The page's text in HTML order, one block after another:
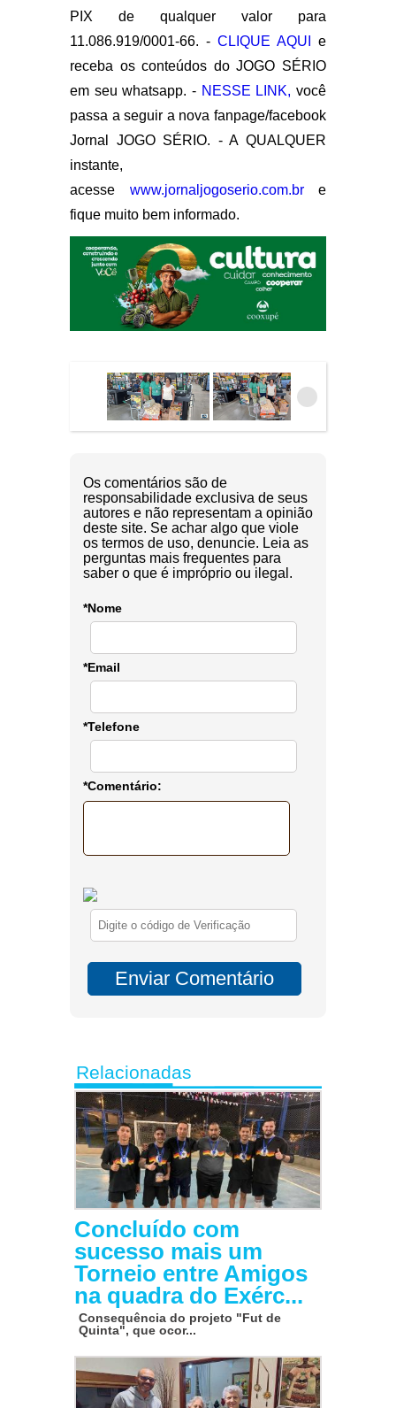
PIX de qualquer valor para
11.086.919/0001-66. - CLIQUE AQUI
e
receba os conteúdos do JOGO SÉRIO
em seu whatsapp. - NESSE LINK, você
passa a seguir a nova fanpage/facebook
Jornal JOGO SÉRIO. - A QUALQUER
instante,
acesse www.jornaljogoserio.com.bre
fique muito bem informado.
Os comentários são de
responsabilidade exclusiva de seus
autores e não representam a opinião
deste site. Se achar algo que viole
os termos de uso, denuncie. Leia as
perguntas mais frequentes para
saber o que é impróprio ou ilegal.
*Nome
*Email
*Telefone
*Comentário:
Relacionadas
Concluído com
sucesso mais um
Torneio entre Amigos
na quadra do Exérc...
Consequência do projeto "Fut de
Quinta", que ocor...